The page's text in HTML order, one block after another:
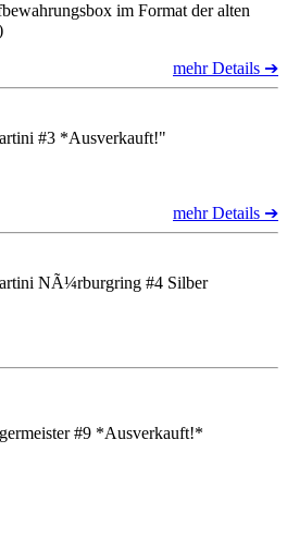
im Format der alten
mehr Details ➔
#3 *Ausverkauft!"
mehr Details ➔
NÃ¼rburgring #4 Silber
#9 *Ausverkauft!*